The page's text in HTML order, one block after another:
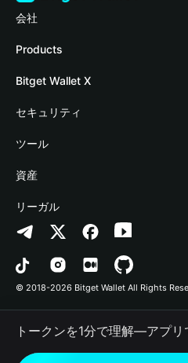
会社
Bitget Walletについて
ブログ
アカデミー
暗号資産ニュース
Help Center
お問い合わせ
ブランドリソース
キャリア
Products
Crypto Card
Stablecoin Earn
Payfi Crypto
Crypto Swap API
Altcoin Season Index
Prediction Markets
DApp
RWA
Bitget Wallet X
デベロッパー
ウォレットを接続
Bitget Wallet Pay
プロジェクトを掲載
セキュリティ
保護基金
セキュリティ技術
ツール
暗号資産を購入
認証検出
コントラクト検出
一括送金
資産
Arbitrum
Avalanche
Bitcoin
Polygon
リーガル
プライバシーポリシー
利用規約
© 2018-2026 Bitget Wallet All Rights
トークンを1分で理解―アプリ